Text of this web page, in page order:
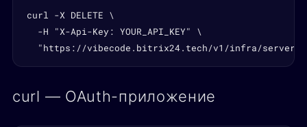
curl -X DELETE \
  -H "X-Api-Key: YOUR_API_KEY" \
"https://vibecode.bitrix24.tech/v1/infra/
curl — OAuth-приложение